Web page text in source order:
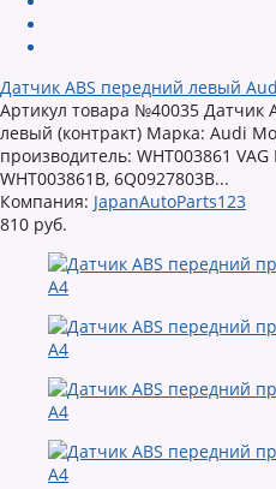
Датчик ABS передний левый
Артикул товара №40035 Датчик
левый (контракт) Марка: Audi
производитель: WHT003861
WHT003861B, 6Q0927803B...
Компания: JapanAutoParts123
810 руб.